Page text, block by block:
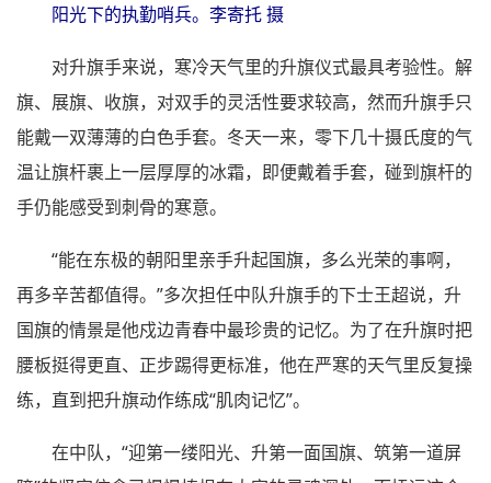
阳光下的执勤哨兵。李寄托 摄
对升旗手来说，寒冷天气里的升旗仪式最具考验性。解
旗、展旗、收旗，对双手的灵活性要求较高，然而升旗手只
能戴一双薄薄的白色手套。冬天一来，零下几十摄氏度的气
温让旗杆裹上一层厚厚的冰霜，即便戴着手套，碰到旗杆的
手仍能感受到刺骨的寒意。
“能在东极的朝阳里亲手升起国旗，多么光荣的事啊，
再多辛苦都值得。”多次担任中队升旗手的下士王超说，升
国旗的情景是他戍边青春中最珍贵的记忆。为了在升旗时把
腰板挺得更直、正步踢得更标准，他在严寒的天气里反复操
练，直到把升旗动作练成“肌肉记忆”。
在中队，“迎第一缕阳光、升第一面国旗、筑第一道屏